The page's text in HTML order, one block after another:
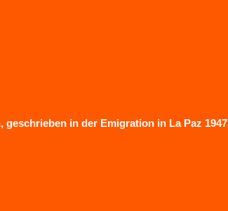
in der Emigration in La Paz 1947